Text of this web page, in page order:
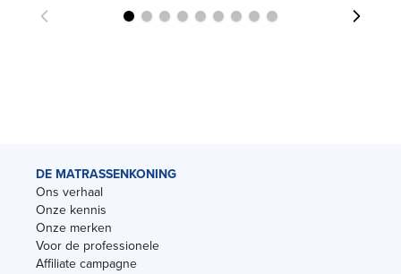
DE MATRASSENKONING
Ons verhaal
Onze kennis
Onze merken
Voor de professionele
Affiliate campagne